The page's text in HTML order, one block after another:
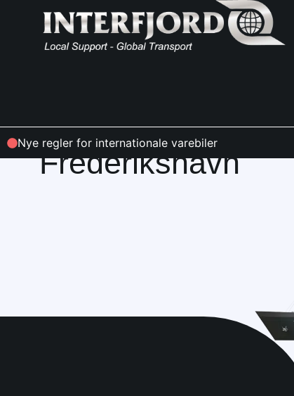
Nye regler for internationale varebiler
EMPLOYEES
Frederikshavn